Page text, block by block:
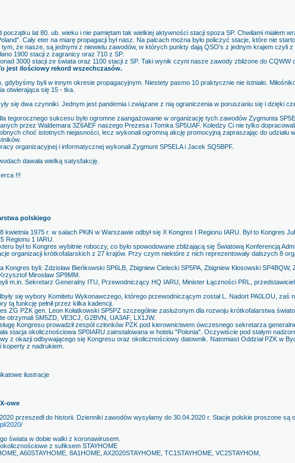
początku lat 80. ub. wieku i nie pamiętam tak wielkiej aktywności stacji spoza SP. Chwilami miałem
Cały eter na miarę propagacji był nasz. Na palcach można było policzyć stacje, które nie
że nasze, są jednymi z niewielu zawodów, w których punkty dają QSO's z jednym krajem czyli z
1900 stacji z zagranicy oraz 710 z SP.
3000 stacji ze świata oraz 1100 stacji z SP. Taki wynik czyni nasze zawody zbliżone do CQWW
jest ilościowy rekord wszechczasów.
gdybyśmy byli w innym okresie propagacyjnym. Niestety pasmo 10 praktycznie nie istniało.
otwierająca się 15 - tka.
się dwa czynniki. Jednym jest pandemia i związane z nią ograniczenia w poruszaniu się i dzięki
tegorocznego sukcesu było ogromne zaangażowanie w organizację tych zawodów Zygmunta
przez Waldemara 3Z6AEF naszego Prezesa i Tomka SP5UAF. Koledzy Ci nie tylko
choć istotnych niejasności, lecz wykonali ogromną akcję promocyjną zapraszając do udziału
organizacyjnej i informatycznej wykonali Zygmunt SP5ELA i Jacek SQ5BPF.
dawała wielką satysfakcję.
!!!
polskiego
kwietnia 1975 r. w salach PKiN w Warszawie odbył się X Kongres I Regionu IARU. Był to Kongres
Regionu 1 IARU.
był to Kongres wybitnie roboczy, co było spowodowane zbliżającą się Światową Konferencją
organizacji krótkofalarskich z 27 krajów. Przy czym niektóre z nich reprezentowały dalszych 8
Kongres byli: Zdzisław Bieńkowski SP6LB, Zbigniew Cielecki SP5PA, Zbigniew Kłosowski
Mirosław SP9MM.
m.in. Sekretarz Generalny ITU, Przewodniczący HQ IARU, Minister Łączności PRL,
się wybory Komitetu Wykonawczego, którego przewodniczącym został L. Nadort PA0LOU, zaś
tą funkcję pełnił przez kilka kadencji.
ZG PZK gen. Leon Kołatkowski SP5PZ szczególnie zasłużonym dla rozwoju krótkofalarstwa
otrzymali SM5ZD, VE3CJ, G2BVN, UA3AF, LX1JW.
Kongresu prowadził zespół członków PZK pod kierownictwem ówczesnego sekretarza
stacja okolicznościowa SP0IARU zainstalowana w hotelu "Polonia". Oczywiście pod stałym
z okazji odbywającego się Kongresu oraz okolicznościowy datownik. Natomiast Oddział PZK w
z nadrukiem.
ilustracje
owe
przeszedł do historii. Dzienniki zawodów wysyłamy do 30.04.2020 r. Stacje polskie proszone są
2020/
świata w dobie walki z koronawirusem.
z sufiksem STAYHOME
A60STAYHOME, 8A1HOME, AX2020STAYHOME, TC1STAYHOME, VC2STAYHOM,